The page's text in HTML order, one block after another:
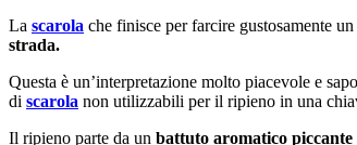
La scarola che finisce per farcire gustosamente
strada.
Questa è un’interpretazione molto piacevole e
di scarola non utilizzabili per il ripieno in una
Il ripieno parte da un battuto aromatico piccante